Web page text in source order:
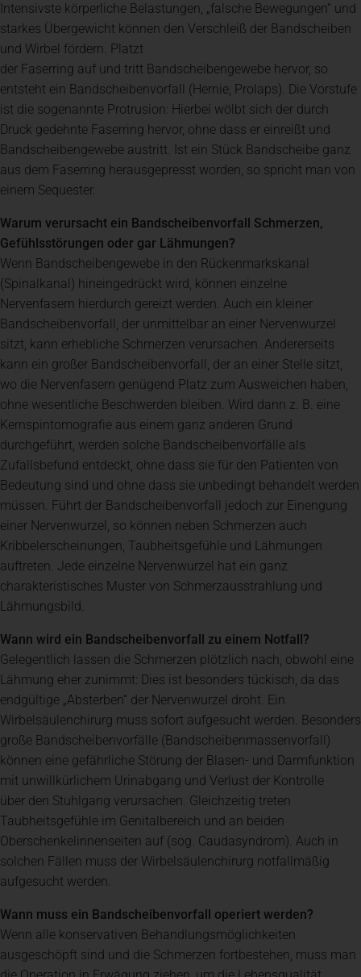
Intensivste körperliche Belastungen, „falsche Bewegungen“ und
starkes Übergewicht können den Verschleiß der Bandscheiben
und Wirbel fördern. Platzt
der Faserring auf und tritt Bandscheibengewebe hervor, so
entsteht ein Bandscheibenvorfall (Hernie, Prolaps). Die Vorstufe
ist die sogenannte Protrusion: Hierbei wölbt sich der durch
Druck gedehnte Faserring hervor, ohne dass er einreißt und
Bandscheibengewebe austritt. Ist ein Stück Bandscheibe ganz
aus dem Faserring herausgepresst worden, so spricht man von
einem Sequester.
Warum verursacht ein Bandscheibenvorfall Schmerzen,
Gefühlsstörungen oder gar Lähmungen?
Wenn Bandscheibengewebe in den Rückenmarkskanal
(Spinalkanal) hineingedrückt wird, können einzelne
Nervenfasern hierdurch gereizt werden. Auch ein kleiner
Bandscheibenvorfall, der unmittelbar an einer Nervenwurzel
sitzt, kann erhebliche Schmerzen verursachen. Andererseits
kann ein großer Bandscheibenvorfall, der an einer Stelle sitzt,
wo die Nervenfasern genügend Platz zum Ausweichen haben,
ohne wesentliche Beschwerden bleiben. Wird dann z. B. eine
Kernspintomografie aus einem ganz anderen Grund
durchgeführt, werden solche Bandscheibenvorfälle als
Zufallsbefund entdeckt, ohne dass sie für den Patienten von
Bedeutung sind und ohne dass sie unbedingt behandelt werden
müssen. Führt der Bandscheibenvorfall jedoch zur Einengung
einer Nervenwurzel, so können neben Schmerzen auch
Kribbelerscheinungen, Taubheitsgefühle und Lähmungen
auftreten. Jede einzelne Nervenwurzel hat ein ganz
charakteristisches Muster von Schmerzausstrahlung und
Lähmungsbild.
Wann wird ein Bandscheibenvorfall zu einem Notfall?
Gelegentlich lassen die Schmerzen plötzlich nach, obwohl eine
Lähmung eher zunimmt: Dies ist besonders tückisch, da das
endgültige „Absterben“ der Nervenwurzel droht. Ein
Wirbelsäulenchirurg muss sofort aufgesucht werden. Besonders
große Bandscheibenvorfälle (Bandscheibenmassenvorfall)
können eine gefährliche Störung der Blasen- und Darmfunktion
mit unwillkürlichem Urinabgang und Verlust der Kontrolle
über den Stuhlgang verursachen. Gleichzeitig treten
Taubheitsgefühle im Genitalbereich und an beiden
Oberschenkelinnenseiten auf (sog. Caudasyndrom). Auch in
solchen Fällen muss der Wirbelsäulenchirurg notfallmäßig
aufgesucht werden.
Wann muss ein Bandscheibenvorfall operiert werden?
Wenn alle konservativen Behandlungsmöglichkeiten
ausgeschöpft sind und die Schmerzen fortbestehen, muss man